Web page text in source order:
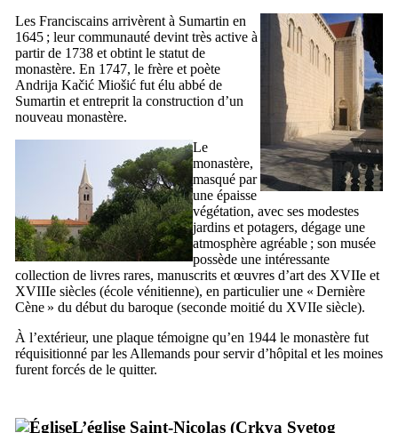
Les Franciscains arrivèrent à Sumartin en
1645 ; leur communauté devint très active à
partir de 1738 et obtint le statut de
monastère. En 1747, le frère et poète
Andrija Kačić Miošić fut élu abbé de
Sumartin et entreprit la construction d’un
nouveau monastère.
Le
monastère,
masqué par
une épaisse
végétation, avec ses modestes
jardins et potagers, dégage une
atmosphère agréable ; son musée
possède une intéressante
collection de livres rares, manuscrits et œuvres d’art des XVIIe et
XVIIIe siècles (école vénitienne), en particulier une « Dernière
Cène » du début du baroque (seconde moitié du XVIIe siècle).
À l’extérieur, une plaque témoigne qu’en 1944 le monastère fut
réquisitionné par les Allemands pour servir d’hôpital et les moines
furent forcés de le quitter.
L’église Saint-Nicolas (Crkva Svetog